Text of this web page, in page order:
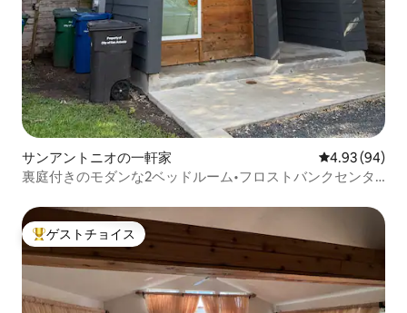
サンアントニオの一軒家 レビュー94
4.93 (94)
裏庭付きのモダンな2ベッドルーム•フロストバンクセンタ
大好評のゲストチョイスです。
ゲストチョイス